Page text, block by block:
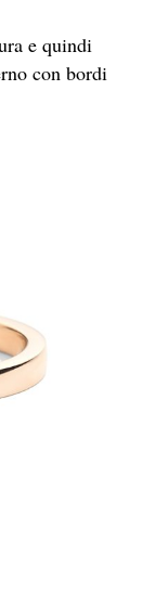
e quindi
con bordi